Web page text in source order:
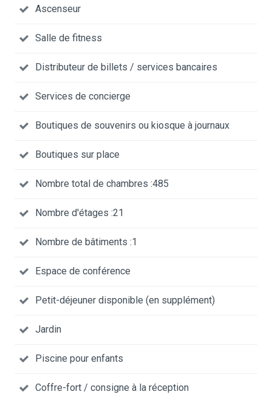
Ascenseur
Salle de fitness
Distributeur de billets / services bancaires
Services de concierge
Boutiques de souvenirs ou kiosque à journaux
Boutiques sur place
Nombre total de chambres :485
Nombre d'étages :21
Nombre de bâtiments :1
Espace de conférence
Petit-déjeuner disponible (en supplément)
Jardin
Piscine pour enfants
Coffre-fort / consigne à la réception